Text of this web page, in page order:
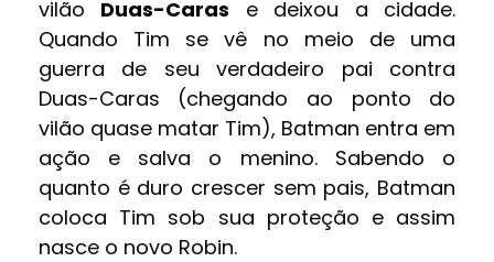
vilão Duas-Caras e deixou a cidade.
Quando Tim se vê no meio de uma
guerra de seu verdadeiro pai contra
Duas-Caras (chegando ao ponto do
vilão quase matar Tim), Batman entra em
ação e salva o menino. Sabendo o
quanto é duro crescer sem pais, Batman
coloca Tim sob sua proteção e assim
nasce o novo Robin.